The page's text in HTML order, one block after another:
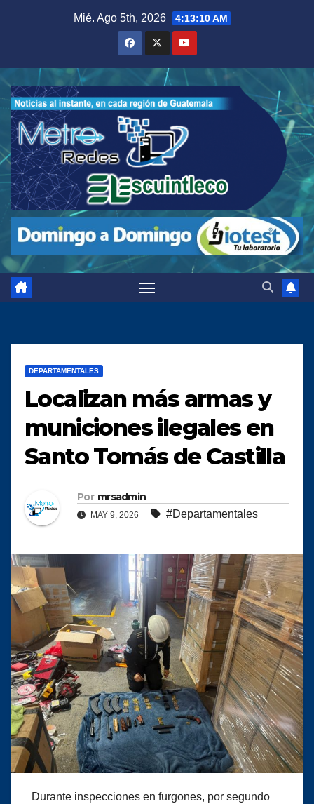
Mié. Ago 5th, 2026 4:13:11 AM
DEPARTAMENTALES
Localizan más armas y
municiones ilegales en
Santo Tomás de Castilla
Por mrsadmin
MAY 9, 2026 #Departamentales
Durante inspecciones en furgones, por segundo